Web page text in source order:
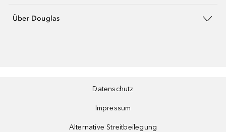
Über Douglas
Datenschutz
Impressum
Alternative Streitbeilegung